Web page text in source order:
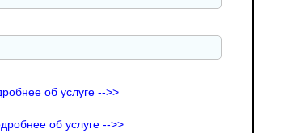
об услуге -->>
об услуге -->>